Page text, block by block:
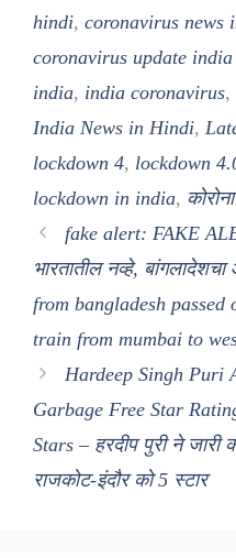
hindi, coronavirus news
coronavirus update india
india, india coronavirus,
India News in Hindi,
lockdown 4, lockdown
lockdown in india,
fake alert: FAKE
भारतातील नव्हे,
from bangladesh
train from mumbai to
Hardeep Singh Puri
Garbage Free Star
Stars – हरदीप पुरी ने जारी
राजकोट-इंदौर को 5 स्टार